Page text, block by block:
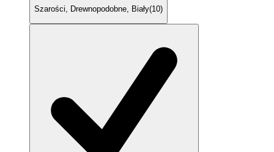
Szarości, Drewnopodobne, Biały(10)